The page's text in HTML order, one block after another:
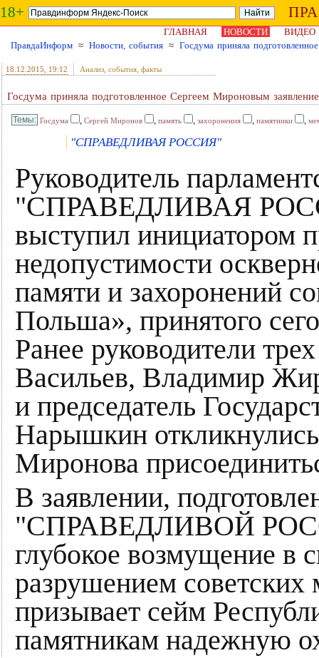
18+
ГЛАВНАЯ НОВОСТИ
ВИДЕО
ПравдаИнформ ≈ Новости, события ≈ Госдума приняла
18.12.2015 , 19:12 Анализ, события, факты
Госдума приняла подготовленное Сергеем Мироновым
Госдума , Сергей Миронов , память , захоронения , памятники ,
"СПРАВЕДЛИВАЯ РОССИЯ"
Руководитель
"СПРАВЕДЛИВАЯ
выступил инициатором
недопустимости
памяти и захоронений
Польша», принятого
Ранее руководители
Васильев, Владимир
и председатель
Нарышкин
Миронова
В заявлении,
"СПРАВЕДЛИВОЙ
глубокое возмущение в
разрушением
призывает сейм
памятникам надежную